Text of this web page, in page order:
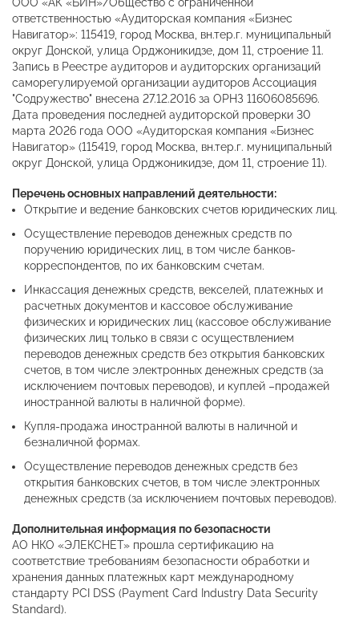
ответственностью «Аудиторская компания «Бизнес
Навигатор»: 115419, город Москва, вн.тер.г. муниципальный
округ Донской, улица Орджоникидзе, дом 11, строение 11.
Запись в Реестре аудиторов и аудиторских организаций
саморегулируемой организации аудиторов Ассоциация
"Содружество" внесена 27.12.2016 за ОРНЗ 11606085696.
Дата проведения последней аудиторской проверки 30
марта 2026 года ООО «Аудиторская компания «Бизнес
Навигатор» (115419, город Москва, вн.тер.г. муниципальный
округ Донской, улица Орджоникидзе, дом 11, строение 11).
Перечень основных направлений деятельности:
Открытие и ведение банковских счетов юридических лиц.
Осуществление переводов денежных средств по
поручению юридических лиц, в том числе банков-
корреспондентов, по их банковским счетам.
Инкассация денежных средств, векселей, платежных и
расчетных документов и кассовое обслуживание
физических и юридических лиц (кассовое обслуживание
физических лиц только в связи с осуществлением
переводов денежных средств без открытия банковских
счетов, в том числе электронных денежных средств (за
исключением почтовых переводов), и куплей –продажей
иностранной валюты в наличной форме).
Купля-продажа иностранной валюты в наличной и
безналичной формах.
Осуществление переводов денежных средств без
открытия банковских счетов, в том числе электронных
денежных средств (за исключением почтовых переводов).
Дополнительная информация по безопасности
АО НКО «ЭЛЕКСНЕТ» прошла сертификацию на
соответствие требованиям безопасности обработки и
хранения данных платежных карт международному
стандарту PCI DSS (Payment Card Industry Data Security
Standard).